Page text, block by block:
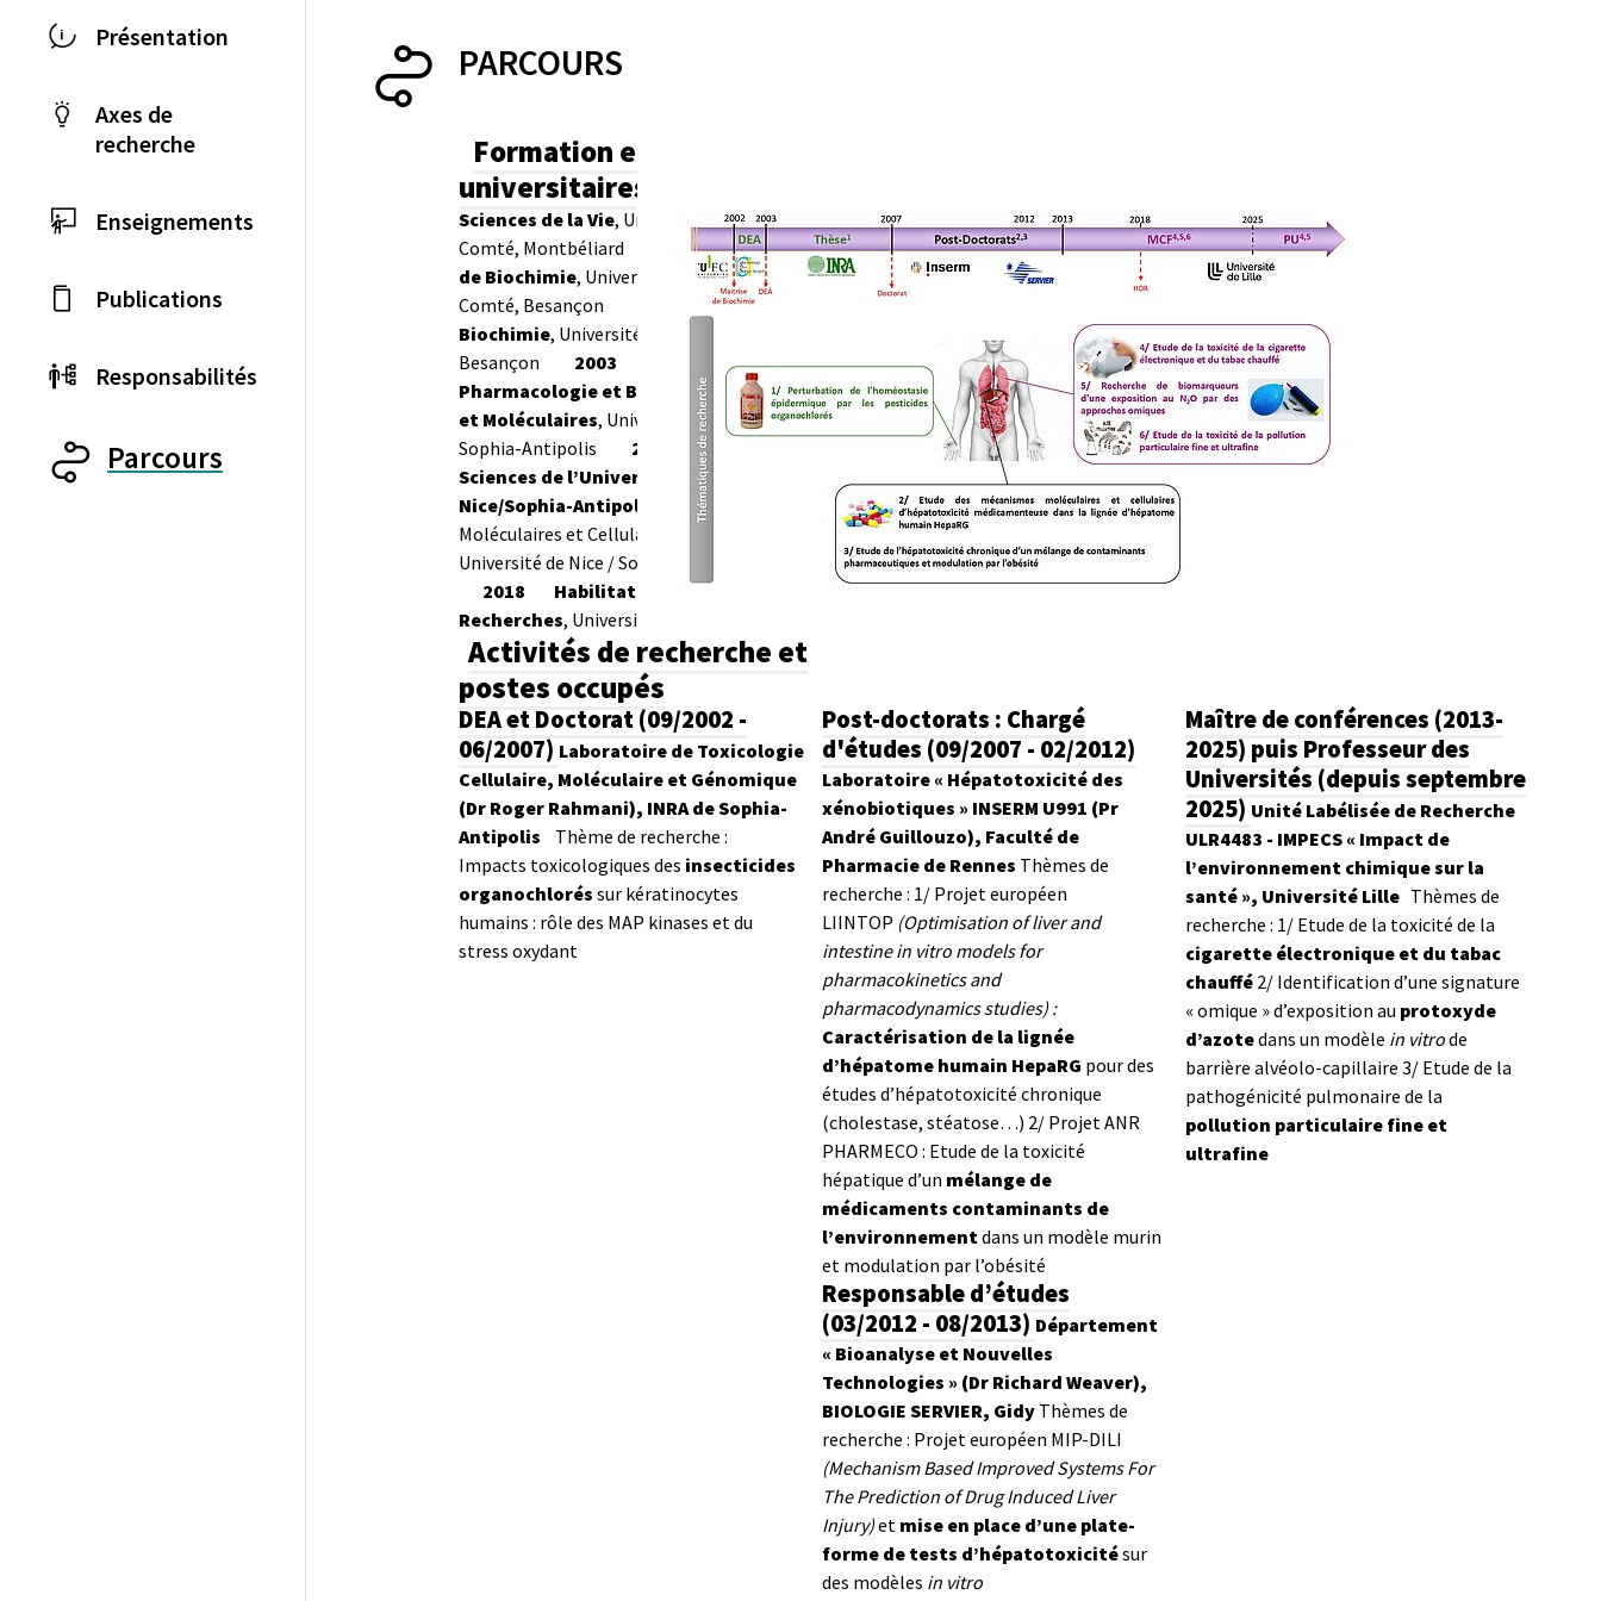
Présentation
Axes de
recherche
Enseignements
Publications
Responsabilités
Parcours
PARCOURS
Formation et diplômes
universitaires
Sciences de la Vie, Université de Franche-
Comté, Montbéliard
2001 Licence
de Biochimie, Université de Franche-
Comté, Besançon
2002 Maîtrise de
Biochimie, Université de Franche-Comté,
Besançon
2003 DEA de
Pharmacologie et Biologie Cellulaires
et Moléculaires, Université de Nice /
Sophia-Antipolis
2007
Doctorat en
Sciences de l’Université de
Nice/Sophia-Antipolis,
spécialité Aspects
Moléculaires et Cellulaires de la Biologie.
Université de Nice / Sophia-Antipolis
2018 Habilitation à Diriger les
Recherches, Université de Lille
Activités de recherche et
postes occupés
DEA et Doctorat (09/2002 -
06/2007) Laboratoire de Toxicologie
Cellulaire, Moléculaire et Génomique
(Dr Roger Rahmani), INRA de Sophia-
Antipolis
Thème de recherche :
Impacts toxicologiques des insecticides
organochlorés sur kératinocytes
humains : rôle des MAP kinases et du
stress oxydant
Post-doctorats : Chargé
d'études (09/2007 - 02/2012)
Laboratoire « Hépatotoxicité des
xénobiotiques » INSERM U991 (Pr
André Guillouzo), Faculté de
Pharmacie de Rennes Thèmes de
recherche : 1/ Projet européen
LIINTOP (Optimisation of liver and
intestine in vitro models for
pharmacokinetics and
pharmacodynamics studies) :
Caractérisation de la lignée
d’hépatome humain HepaRG pour des
études d’hépatotoxicité chronique
(cholestase, stéatose…) 2/ Projet ANR
PHARMECO : Etude de la toxicité
hépatique d’un mélange de
médicaments contaminants de
l’environnementdans un modèle murin
et modulation par l’obésité
Responsable d’études
(03/2012 - 08/2013) Département
« Bioanalyse et Nouvelles
Technologies » (Dr Richard Weaver),
BIOLOGIE SERVIER, Gidy Thèmes de
recherche : Projet européen MIP-DILI
(Mechanism Based Improved Systems For
The Prediction of Drug Induced Liver
Injury)et mise en place d’une plate-
forme de tests d’hépatotoxicitésur
des modèles in vitro
Maître de conférences (2013-
2025) puis Professeur des
Universités (depuis septembre
2025) Unité Labéliséede Recherche
ULR4483 - IMPECS « Impact de
l’environnement chimique sur la
santé », Université Lille Thèmes de
recherche : 1/ Etude de la toxicité de la
cigarette électronique et du tabac
chauffé 2/ Identification d’une signature
« omique » d’exposition au protoxyde
d’azotedans un modèle in vitrode
barrière alvéolo-capillaire 3/ Etude de la
pathogénicité pulmonaire de la
pollution particulaire fine et
ultrafine